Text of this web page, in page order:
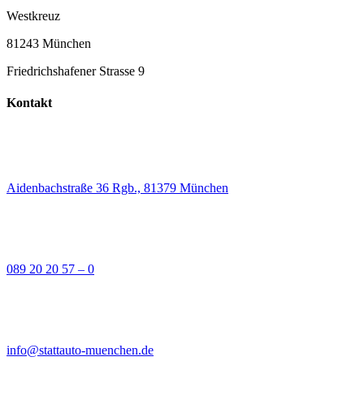
Westkreuz
81243 München
Friedrichshafener Strasse 9
Kontakt
Aidenbachstraße 36 Rgb., 81379 München
089 20 20 57 – 0
info@stattauto-muenchen.de